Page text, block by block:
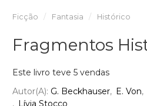
Ficção Fantasia Histórico
Fragmentos
Este livro teve 5 vendas
Autor(a): G. Beckhauser E. Von
Lívia Stocco